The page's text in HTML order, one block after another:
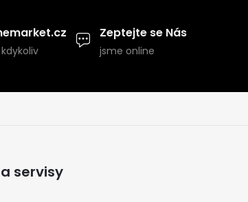
Zeptejte se Nás
jsme online
servisy